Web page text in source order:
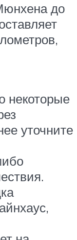
до
некоторые
уточните